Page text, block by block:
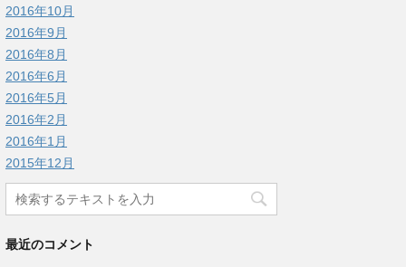
2016年10月
2016年9月
2016年8月
2016年6月
2016年5月
2016年2月
2016年1月
2015年12月
最近のコメント